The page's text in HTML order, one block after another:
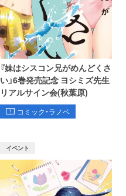
『妹はシスコン兄がめんどくさ
い』6巻発売記念 ヨシミズ先生
リアルサイン会(秋葉原)
コミック・ラノベ
イベント